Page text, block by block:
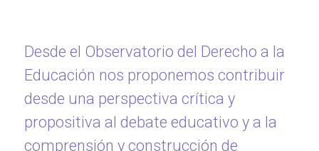
Desde el Observatorio del Derecho a la
Educación nos proponemos contribuir
desde una perspectiva crítica y
propositiva al debate educativo y a la
comprensión y construcción de